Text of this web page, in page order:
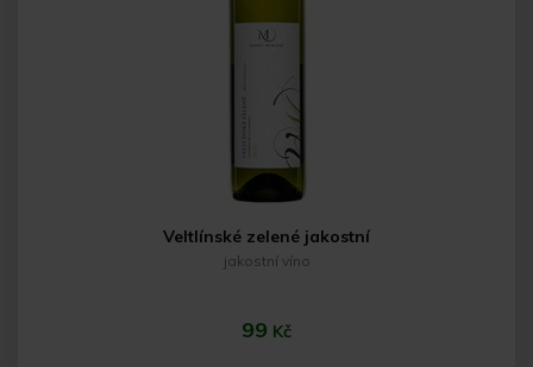
Do košíku
Veltlínské zelené jakostní
jakostní víno
99 Kč